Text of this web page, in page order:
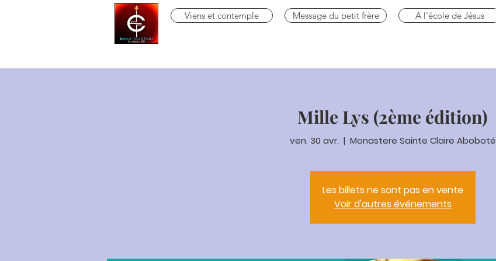
Viens et contemple Message du petit frère A l'école de Jésus
Mille Lys (2ème édition)
ven. 30 avr.
  |
Monastere Sainte Claire Aboboté
Les billets ne sont pas en vente
Voir d'autres événements